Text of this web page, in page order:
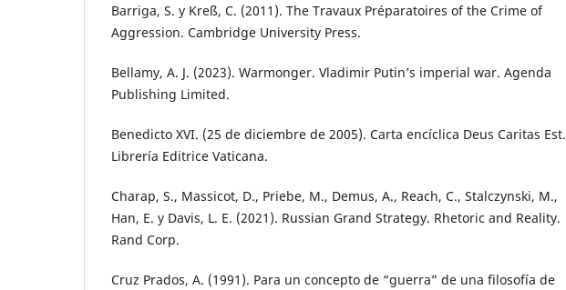
Barriga, S. y Kreß, C. (2011). The Travaux Préparatoires of the Crime of
Aggression. Cambridge University Press.
Bellamy, A. J. (2023). Warmonger. Vladimir Putin’s imperial war. Agenda
Publishing Limited.
Benedicto XVI. (25 de diciembre de 2005). Carta encíclica Deus Caritas Est.
Librería Editrice Vaticana.
Charap, S., Massicot, D., Priebe, M., Demus, A., Reach, C., Stalczynski, M.,
Han, E. y Davis, L. E. (2021). Russian Grand Strategy. Rhetoric and Reality.
Rand Corp.
Cruz Prados, A. (1991). Para un concepto de “guerra” de una filosofía de